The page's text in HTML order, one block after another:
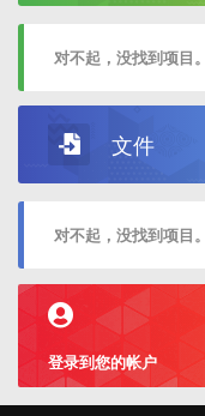
对不起，没找到项目。
文件
对不起，没找到项目。
登录到您的帐户